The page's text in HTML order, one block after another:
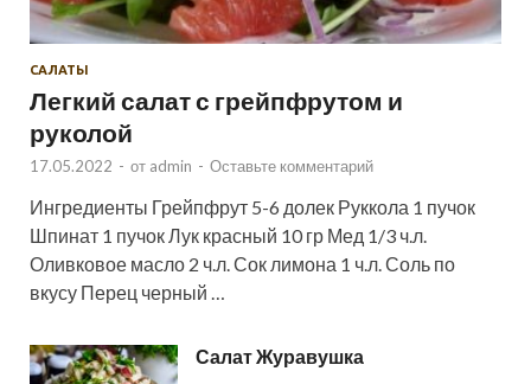
САЛАТЫ
Легкий салат с грейпфрутом и
руколой
17.05.2022 - от admin - Оставьте комментарий
Ингредиенты Грейпфрут 5-6 долек Руккола 1 пучок
Шпинат 1 пучок Лук красный 10 гр Мед 1/3 ч.л.
Оливковое масло 2 ч.л. Сок лимона 1 ч.л. Соль по
вкусу Перец черный …
Салат Журавушка